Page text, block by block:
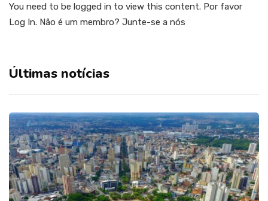
You need to be logged in to view this content. Por favor
Log In. Não é um membro? Junte-se a nós
Últimas notícias